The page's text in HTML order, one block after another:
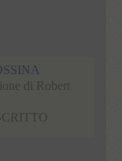
di Robert